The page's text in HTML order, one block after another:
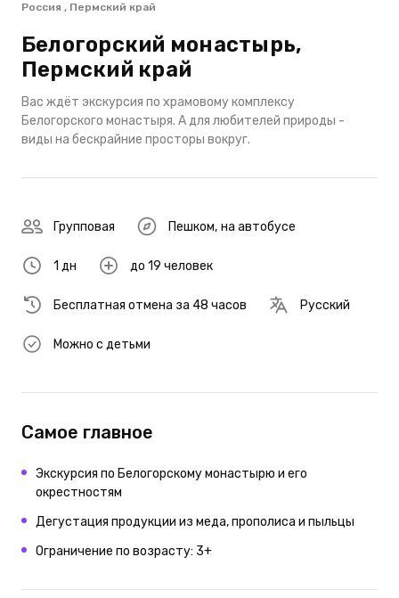
Россия , Пермский край
Белогорский монастырь,
Пермский край
Вас ждёт экскурсия по храмовому комплексу
Белогорского монастыря. А для любителей природы -
виды на бескрайние просторы вокруг.
Групповая Пешком, на автобусе
1 дн до 19 человек
Бесплатная отмена за 48 часов Русский
Можно с детьми
Самое главное
Экскурсия по Белогорскому монастырю и его
окрестностям
Дегустация продукции из меда, прополиса и пыльцы
Ограничение по возрасту: 3+